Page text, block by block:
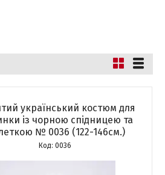
український костюм для
із чорною спідницею та
№ 0036 (122-146см.)
0036